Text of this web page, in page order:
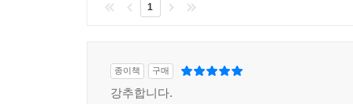
제2부 기소에서는 검사들의 인간적 딜레마가
인간의 판단 영역에서 행해지는 일이기에 실수가
1
종이책 구매
강추합니다.